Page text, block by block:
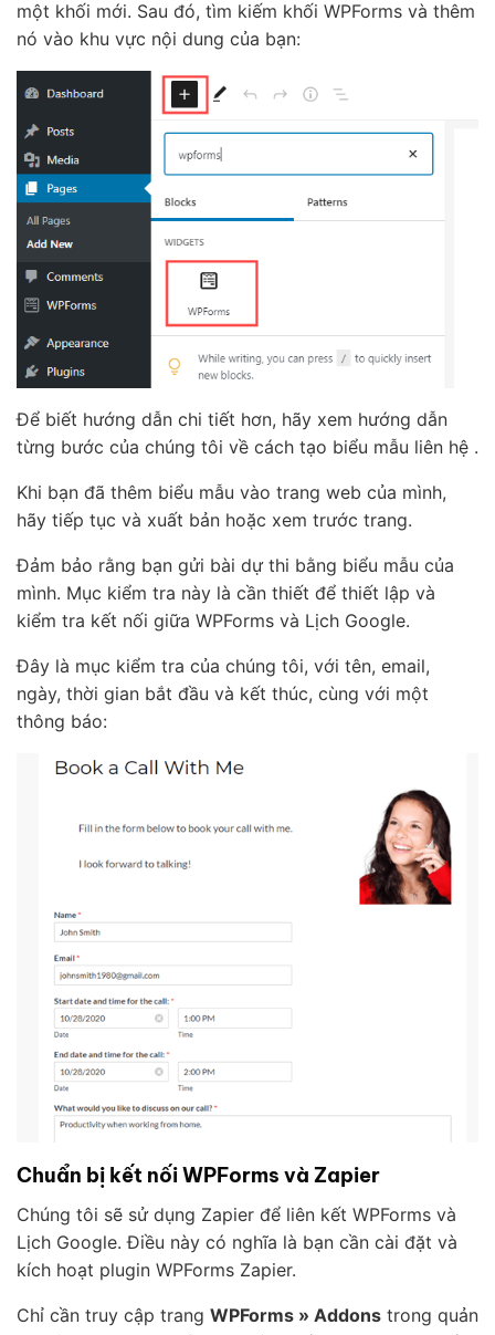
một khối mới. Sau đó, tìm kiếm khối WPForms và thêm
nó vào khu vực nội dung của bạn:
Để biết hướng dẫn chi tiết hơn, hãy xem hướng dẫn
từng bước của chúng tôi về cách tạo biểu mẫu liên hệ .
Khi bạn đã thêm biểu mẫu vào trang web của mình,
hãy tiếp tục và xuất bản hoặc xem trước trang.
Đảm bảo rằng bạn gửi bài dự thi bằng biểu mẫu của
mình. Mục kiểm tra này là cần thiết để thiết lập và
kiểm tra kết nối giữa WPForms và Lịch Google.
Đây là mục kiểm tra của chúng tôi, với tên, email,
ngày, thời gian bắt đầu và kết thúc, cùng với một
thông báo:
Chuẩn bị kết nối WPForms và Zapier
Chúng tôi sẽ sử dụng Zapier để liên kết WPForms và
Lịch Google. Điều này có nghĩa là bạn cần cài đặt và
kích hoạt plugin WPForms Zapier.
Chỉ cần truy cập trang WPForms » Addons trong quản